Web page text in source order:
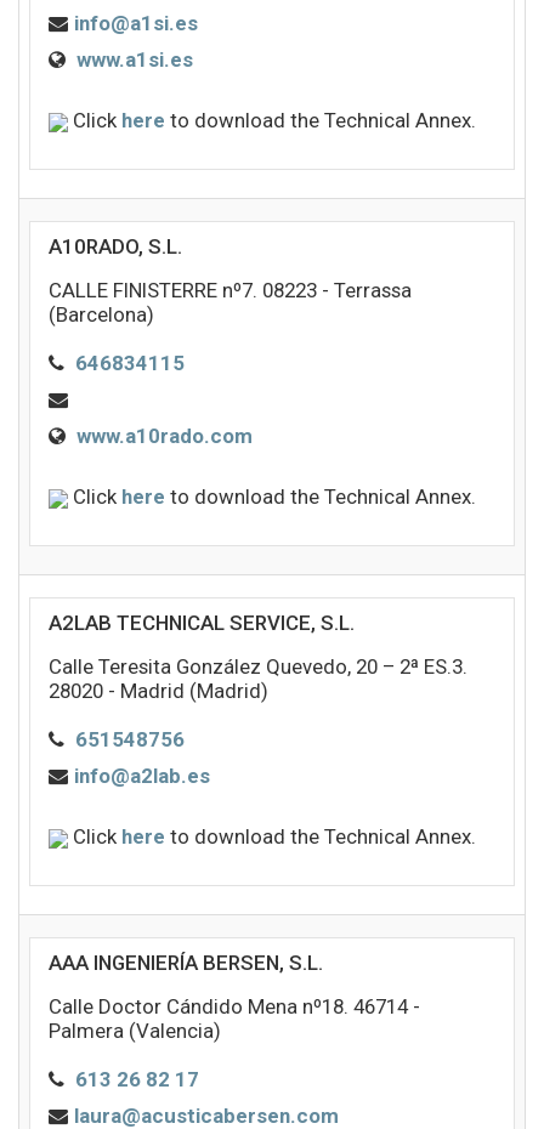
info@a1si.es
www.a1si.es
Click here to download the Technical Annex.
A10RADO, S.L.
CALLE FINISTERRE nº7. 08223 - Terrassa
(Barcelona)
646834115
www.a10rado.com
Click here to download the Technical Annex.
A2LAB TECHNICAL SERVICE, S.L.
Calle Teresita González Quevedo, 20 – 2ª ES.3.
28020 - Madrid (Madrid)
651548756
info@a2lab.es
Click here to download the Technical Annex.
AAA INGENIERÍA BERSEN, S.L.
Calle Doctor Cándido Mena nº18. 46714 -
Palmera (Valencia)
613 26 82 17
laura@acusticabersen.com